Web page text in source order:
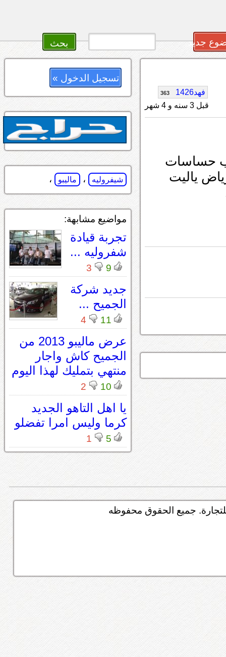
جديد
فهد1426 363
قبل 3 سنه و 4 شهر
حساسات
الرياض ياليت
تسجيل الدخول »
شيفروليه ، ماليبو ،
مواضيع مشابهة:
تجربة قيادة
شفروليه ...
9
3
جديد شركة
الجميح ...
11
4
عرض ماليبو 2013 من
الجميح كاش واجار
منتهي بتمليك لهذا اليوم
10
2
يا اهل التاهو الجديد
كرما وليس امرا تفضلو
5
1
جميع الحقوق محفوظه